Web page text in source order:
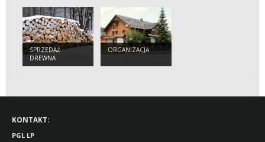
SPRZEDAŻ
DREWNA
ORGANIZACJA
KONTAKT:
PGL LP